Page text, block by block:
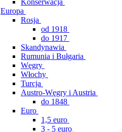
Konserwacja
Europa
Rosja
od 1918
do 1917
Skandynawia
Rumunia i Bułgaria
Węgry
Włochy
Turcja
Austro-Węgry i Austria
do 1848
Euro
1,5 euro
3 - 5 euro